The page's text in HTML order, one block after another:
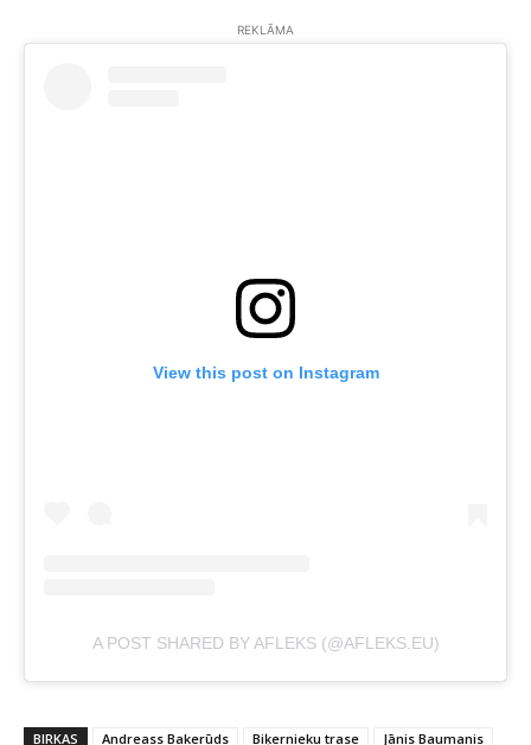
REKLĀMA
View this post on Instagram
A POST SHARED BY AFLEKS (@AFLEKS.EU)
BIRKAS Andreass Bakerūds Biķernieku trase
Jānis Baumanis